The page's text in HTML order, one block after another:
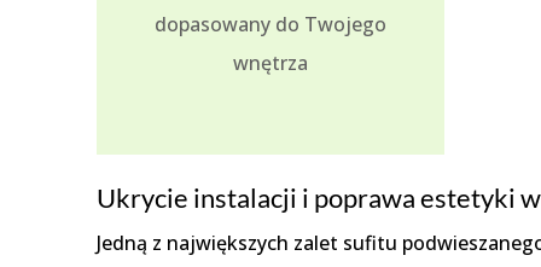
dopasowany do Twojego
wnętrza
Ukrycie instalacji i poprawa estetyki
Jedną z największych zalet sufitu